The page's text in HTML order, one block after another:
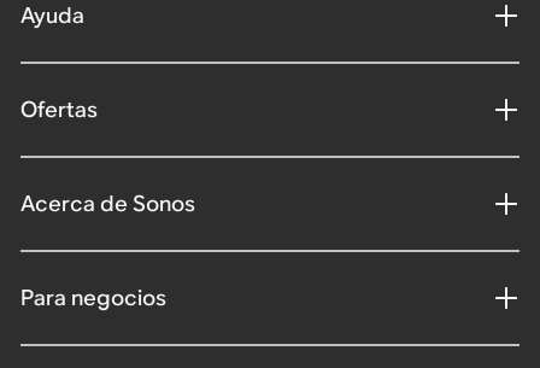
Ayuda
Ofertas
Acerca de Sonos
Para negocios